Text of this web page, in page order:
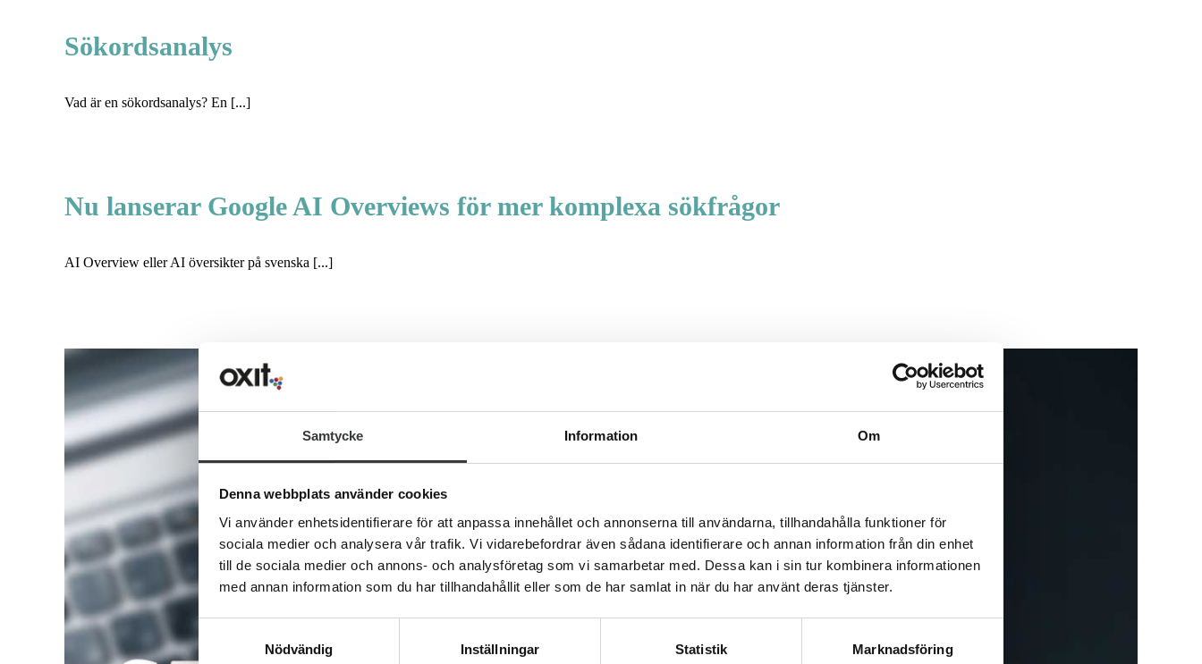
Samtycke Information Om
Denna webbplats använder cookies
Vi använder enhetsidentifierare för att anpassa innehållet och annonserna till användarna, tillhandahålla funktioner för
sociala medier och analysera vår trafik. Vi vidarebefordrar även sådana identifierare och annan information från din enhet
till de sociala medier och annons- och analysföretag som vi samarbetar med. Dessa kan i sin tur kombinera informationen
med annan information som du har tillhandahållit eller som de har samlat in när du har använt deras tjänster.
Nödvändig
Inställningar Statistik Marknadsföring
Sökordsanalys
Vad är en sökordsanalys? En [...]
Nu lanserar Google AI Overviews för mer komplexa sökfrågor
AI Overview eller AI översikter på svenska [...]